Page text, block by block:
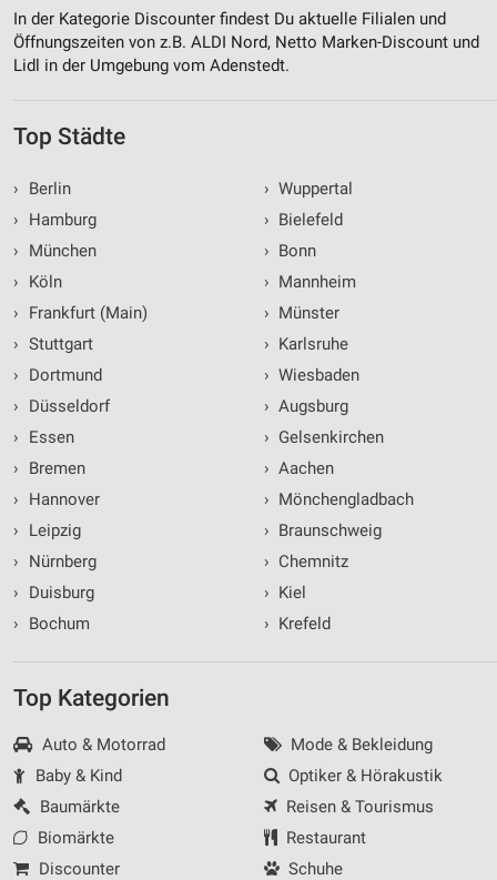
In der Kategorie Discounter findest Du aktuelle Filialen und
Öffnungszeiten von z.B. ALDI Nord, Netto Marken-Discount und
Lidl in der Umgebung vom Adenstedt.
Top Städte
›
Berlin
›
Hamburg
›
München
›
Köln
›
Frankfurt (Main)
› Stuttgart
›
Dortmund
›
Düsseldorf
›
Essen
›
Bremen
›
Hannover
›
Leipzig
›
Nürnberg
›
Duisburg
›
Bochum
› Wuppertal
› Bielefeld
› Bonn
› Mannheim
› Münster
› Karlsruhe
› Wiesbaden
› Augsburg
› Gelsenkirchen
› Aachen
› Mönchengladbach
› Braunschweig
› Chemnitz
› Kiel
› Krefeld
Top Kategorien
Auto & Motorrad
Baby & Kind
Baumärkte
Biomärkte
Discounter
Mode & Bekleidung
Optiker & Hörakustik
Reisen & Tourismus
Restaurant
Schuhe